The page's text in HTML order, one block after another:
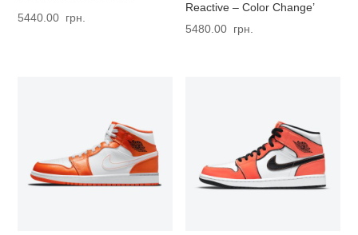
5440.00 грн.
Reactive – Color Change’
5480.00 грн.